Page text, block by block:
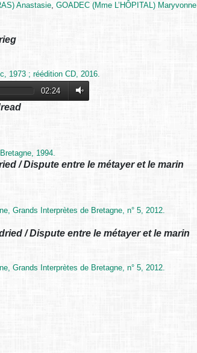
Anastasie,GOADEC (Mme L’HÔPITAL) Maryvonne
1973 ; réédition CD, 2016.
02:24
1994.
/ Dispute entre le métayer et le marin
Grands Interprètes de Bretagne, n° 5, 2012.
/ Dispute entre le métayer et le marin
Grands Interprètes de Bretagne, n° 5, 2012.